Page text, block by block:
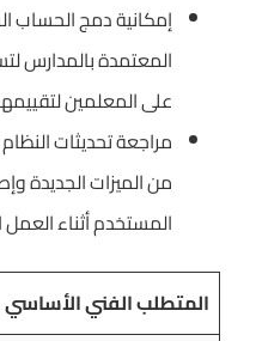
إمكانية دمج الحساب
المعتمدة بالمدارس
على المعلمين
مراجعة تحديثات
من الميزات الجديدة
المستخدم أثناء العمل
المتطلب الفني الأساسي